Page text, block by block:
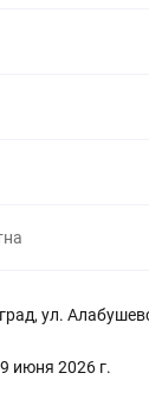
ул.
июня 2026 г.